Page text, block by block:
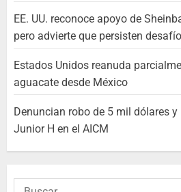
EE. UU. reconoce apoyo de
pero advierte que persisten
Estados Unidos reanuda
aguacate desde México
Denuncian robo de 5 mil dólares
Junior H en el AICM